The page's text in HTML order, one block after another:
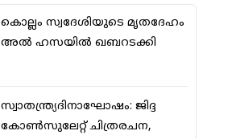
കൊല്ലം സ്വദേശിയുടെ മൃതദേഹം
അല്‍ ഹസയില്‍ ഖബറടക്കി
സ്വാതന്ത്ര്യദിനാഘോഷം: ജിദ്ദ
കോണ്‍സുലേറ്റ് ചിത്രരചന,